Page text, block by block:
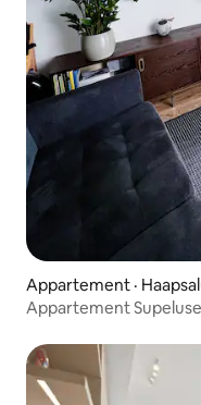
Appartement ·
Appartement